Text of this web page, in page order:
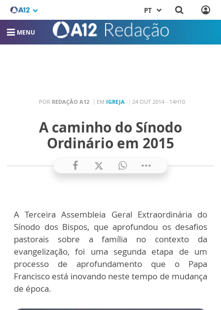
PT
MENU
POR REDAÇÃO A12 EM IGREJA 24 OUT 2014 - 14H10
A caminho do Sínodo
Ordinário em 2015
A Terceira Assembleia Geral Extraordinária do
Sínodo dos Bispos, que aprofundou os desafios
pastorais sobre a família no contexto da
evangelização, foi uma segunda etapa de um
processo de aprofundamento que o Papa
Francisco está inovando neste tempo de mudança
de época.